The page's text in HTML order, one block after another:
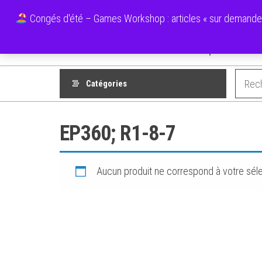
Congés d'été – Games Workshop : articles « sur
Ecolo Cartouche
Catégories
EP360; R1-8-7
Aucun produit ne correspond à votre